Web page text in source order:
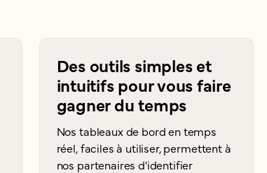
Des outils simples et
intuitifs pour vous faire
gagner du temps
Nos tableaux de bord en temps
réel, faciles à utiliser, permettent à
nos partenaires d'identifier